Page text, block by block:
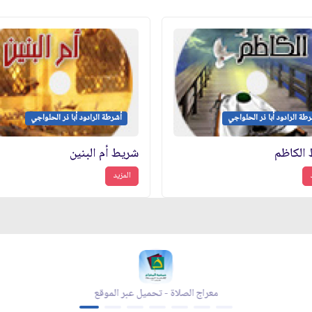
الرادود أبا ذر الحلواجي أشرطة الرادود أبا ذر الحلواجي
شريط أم البنين
المزيد
معراج الصلاة - تحميل عبر الموقع